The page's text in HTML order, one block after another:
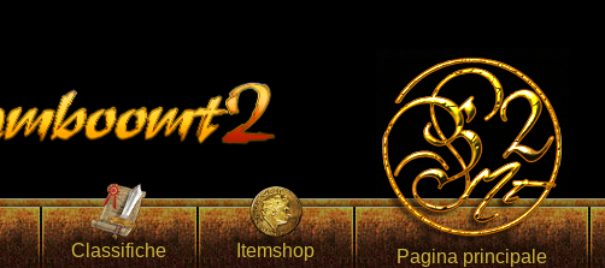
Classifiche Itemshop Pagina principale